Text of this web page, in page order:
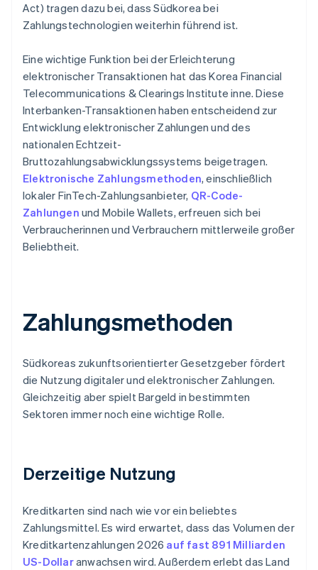
Act) tragen dazu bei, dass Südkorea bei
Zahlungstechnologien weiterhin führend ist.
Eine wichtige Funktion bei der Erleichterung
elektronischer Transaktionen hat das Korea Financial
Telecommunications & Clearings Institute inne. Diese
Interbanken-Transaktionen haben entscheidend zur
Entwicklung elektronischer Zahlungen und des
nationalen Echtzeit-
Bruttozahlungsabwicklungssystems beigetragen.
Elektronische Zahlungsmethoden, einschließlich
lokaler FinTech-Zahlungsanbieter, QR-Code-
Zahlungen und Mobile Wallets, erfreuen sich bei
Verbraucherinnen und Verbrauchern mittlerweile großer
Beliebtheit.
Zahlungsmethoden
Südkoreas zukunftsorientierter Gesetzgeber fördert
die Nutzung digitaler und elektronischer Zahlungen.
Gleichzeitig aber spielt Bargeld in bestimmten
Sektoren immer noch eine wichtige Rolle.
Derzeitige Nutzung
Kreditkarten sind nach wie vor ein beliebtes
Zahlungsmittel. Es wird erwartet, dass das Volumen der
Kreditkartenzahlungen 2026 auf fast 891 Milliarden
US-Dollaranwachsen wird. Außerdem erlebt das Land